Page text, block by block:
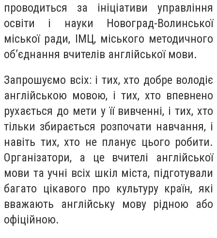
проводиться за ініціативи управління
освіти і науки Новоград-Волинської
міської ради, ІМЦ, міського методичного
об’єднання вчителів англійської мови.
Запрошуємо всіх: і тих, хто добре володіє
англійською мовою, і тих, хто впевнено
рухається до мети у її вивченні, і тих, хто
тільки збирається розпочати навчання, і
навіть тих, хто не планує цього робити.
Організатори, а це вчителі англійської
мови та учні всіх шкіл міста, підготували
багато цікавого про культуру країн, які
вважають англійську мову рідною або
офіційною.